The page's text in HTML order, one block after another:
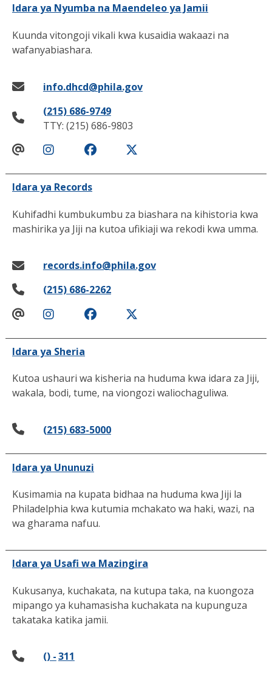
Idara ya Nyumba na Maendeleo ya Jamii
Kuunda vitongoji vikali kwa kusaidia wakaazi na
wafanyabiashara.
info.dhcd@phila.gov
(215) 686-9749
TTY: (215) 686-9803
Idara ya Records
Kuhifadhi kumbukumbu za biashara na kihistoria kwa
mashirika ya Jiji na kutoa ufikiaji wa rekodi kwa umma.
records.info@phila.gov
(215) 686-2262
Idara ya Sheria
Kutoa ushauri wa kisheria na huduma kwa idara za Jiji,
wakala, bodi, tume, na viongozi waliochaguliwa.
(215) 683-5000
Idara ya Ununuzi
Kusimamia na kupata bidhaa na huduma kwa Jiji la
Philadelphia kwa kutumia mchakato wa haki, wazi, na
wa gharama nafuu.
Idara ya Usafi wa Mazingira
Kukusanya, kuchakata, na kutupa taka, na kuongoza
mipango ya kuhamasisha kuchakata na kupunguza
takataka katika jamii.
() -311